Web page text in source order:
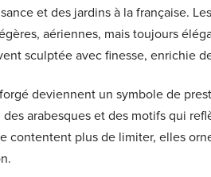
et des jardins à la française.
aériennes, mais toujours
sculptée avec finesse, enrichie
deviennent un symbole de
arabesques et des motifs qui
contentent plus de limiter, elles